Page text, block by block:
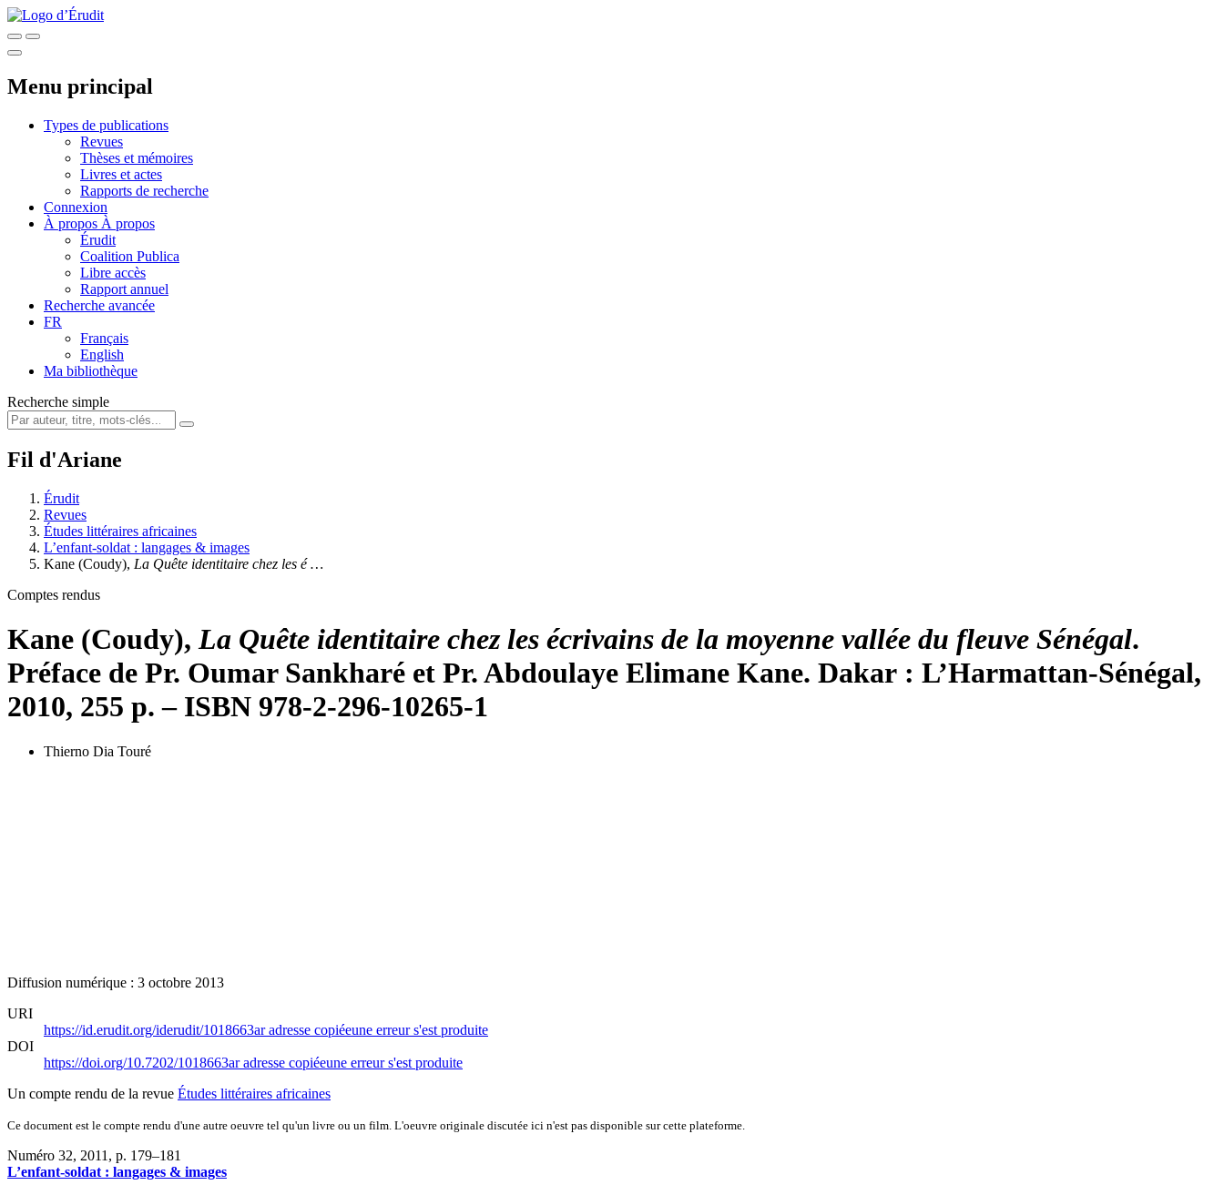
Menu principal
Types de publications
Revues
Thèses et mémoires
Livres et actes
Rapports de recherche
Connexion
À propos À propos
Érudit
Coalition Publica
Libre accès
Rapport annuel
Recherche avancée
FR
Français
English
Ma bibliothèque
Recherche simple
Fil d'Ariane
Érudit
Revues
Études littéraires africaines
L’enfant-soldat : langages & images
Kane (Coudy), La Quête identitaire chez les é…
Comptes rendus
Kane (Coudy), La Quête identitaire chez les écrivains de la moyenne vallée du fleuve Sénégal.
Préface de Pr. Oumar Sankharé et Pr. Abdoulaye Elimane Kane. Dakar : L’Harmattan-Sénégal,
2010, 255 p. – ISBN 978-2-296-10265-1
Thierno Dia Touré
Diffusion numérique : 3 octobre 2013
URI
https://id.erudit.org/iderudit/1018663aradresse copiéeune erreur s'est produite
DOI
https://doi.org/10.7202/1018663aradresse copiéeune erreur s'est produite
Un compte rendu de la revue Études littéraires africaines
Ce document est le compte rendu d'une autre oeuvre tel qu'un livre ou un film. L'oeuvre originale discutée ici n'est pas disponible sur cette plateforme.
Numéro 32, 2011 , p. 179–181
L’enfant-soldat : langages & images